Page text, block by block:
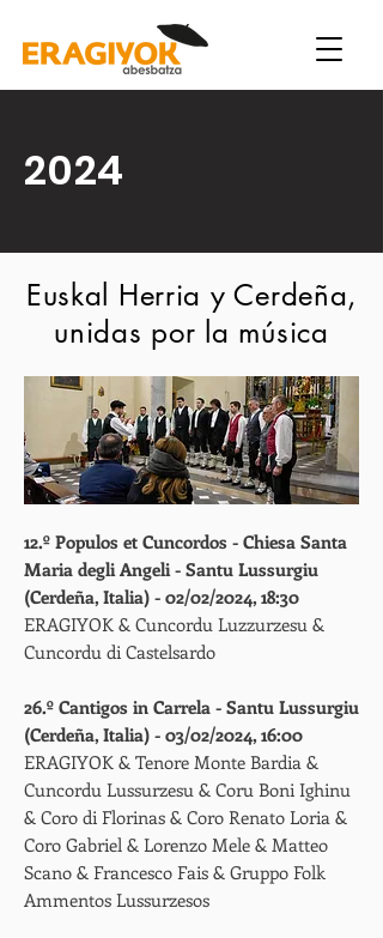
2024
Euskal Herria y Cerdeña,
unidas por la música
12.º Populos et Cuncordos - Chiesa Santa
Maria degli Angeli - Santu Lussurgiu
(Cerdeña, Italia) - 02/02/2024, 18:30
ERAGIYOK & Cuncordu Luzzurzesu &
Cuncordu di Castelsardo
26.º Cantigos in Carrela - Santu Lussurgiu
(Cerdeña, Italia) - 03/02/2024, 16:00
ERAGIYOK & Tenore Monte Bardia &
Cuncordu Lussurzesu & Coru Boni Ighinu
& Coro di Florinas & Coro Renato Loria &
Coro Gabriel & Lorenzo Mele & Matteo
Scano & Francesco Fais & Gruppo Folk
Ammentos Lussurzesos